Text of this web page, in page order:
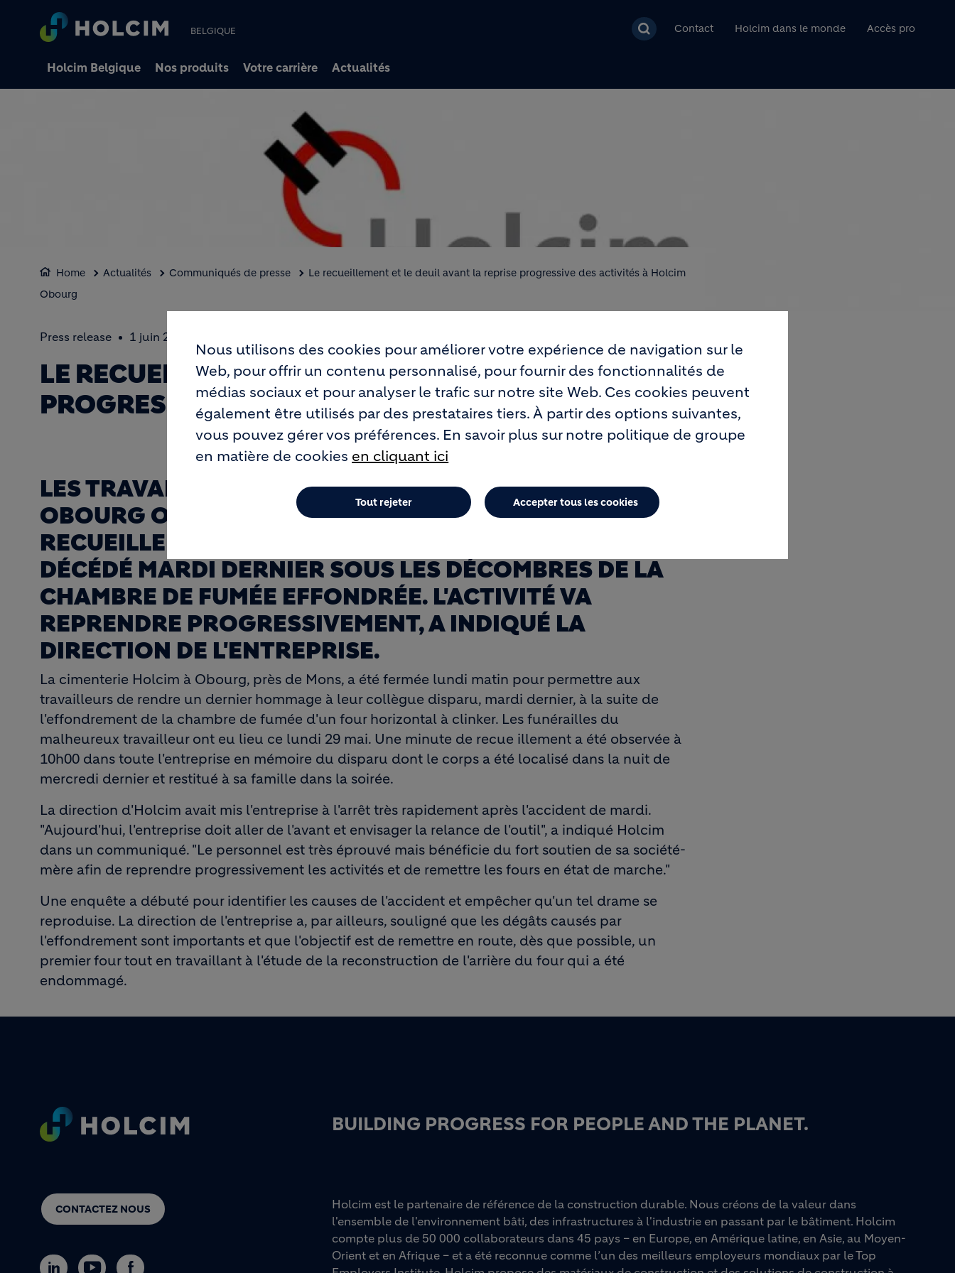
Aller au contenu principal
BELGIQUE Contact Holcim dans le monde Accès pro
Holcim Belgique Nos produits Votre carrière Actualités
Home Actualités Communiqués de presse
Le recueillement et le deuil avant la reprise progressive des activités à Holcim
Obourg
Press release 1 juin 2017
LE RECUEILLEMENT ET LE DEUIL AVANT LA REPRISE
PROGRESSIVE DES ACTIVITÉS À HOLCIM OBOURG
LES TRAVAILLEURS DE LA CIMENTERIE HOLCIM À
OBOURG ONT MARQUÉ, LUNDI À 10H00, TEMPS DE
RECUEILLEMENT EN MÉMOIRE DE LEUR COLLÈGUE
DÉCÉDÉ MARDI DERNIER SOUS LES DÉCOMBRES DE LA
CHAMBRE DE FUMÉE EFFONDRÉE. L'ACTIVITÉ VA
REPRENDRE PROGRESSIVEMENT, A INDIQUÉ LA
DIRECTION DE L'ENTREPRISE.
La cimenterie Holcim à Obourg, près de Mons, a été fermée lundi matin pour permettre aux
travailleurs de rendre un dernier hommage à leur collègue disparu, mardi dernier, à la suite de
l'effondrement de la chambre de fumée d'un four horizontal à clinker. Les funérailles du
malheureux travailleur ont eu lieu ce lundi 29 mai. Une minute de recue illement a été observée à
10h00 dans toute l'entreprise en mémoire du disparu dont le corps a été localisé dans la nuit de
mercredi dernier et restitué à sa famille dans la soirée.
La direction d'Holcim avait mis l'entreprise à l'arrêt très rapidement après l'accident de mardi.
"Aujourd'hui, l'entreprise doit aller de l'avant et envisager la relance de l'outil", a indiqué Holcim
dans un communiqué. "Le personnel est très éprouvé mais bénéficie du fort soutien de sa société-
mère afin de reprendre progressivement les activités et de remettre les fours en état de marche."
Une enquête a débuté pour identifier les causes de l'accident et empêcher qu'un tel drame se
reproduise. La direction de l'entreprise a, par ailleurs, souligné que les dégâts causés par
l'effondrement sont importants et que l'objectif est de remettre en route, dès que possible, un
premier four tout en travaillant à l'étude de la reconstruction de l'arrière du four qui a été
endommagé.
BUILDING PROGRESS FOR PEOPLE AND THE PLANET.
CONTACTEZ NOUS
Holcim est le partenaire de référence de la construction durable. Nous créons de la valeur dans
l'ensemble de l'environnement bâti, des infrastructures à l'industrie en passant par le bâtiment. Holcim
compte plus de 50 000 collaborateurs dans 45 pays – en Europe, en Amérique latine, en Asie, au Moyen-
Orient et en Afrique – et a été reconnue comme l’un des meilleurs employeurs mondiaux par le Top
Nous utilisons des cookies pour améliorer votre expérience de navigation sur le
Web, pour offrir un contenu personnalisé, pour fournir des fonctionnalités de
médias sociaux et pour analyser le trafic sur notre site Web. Ces cookies peuvent
également être utilisés par des prestataires tiers. À partir des options suivantes,
vous pouvez gérer vos préférences. En savoir plus sur notre politique de groupe
en matière de cookies en cliquant ici
Accepter tous les cookies
Tout rejeter